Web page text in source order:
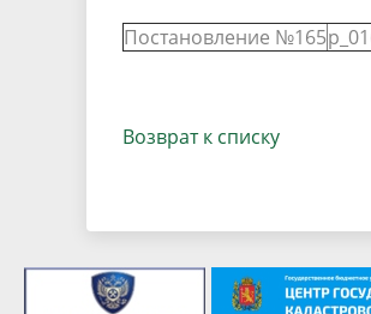
Постановление №165
Возврат к списку